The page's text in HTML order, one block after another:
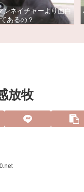
ネイチャーより面白
あるの？
放牧